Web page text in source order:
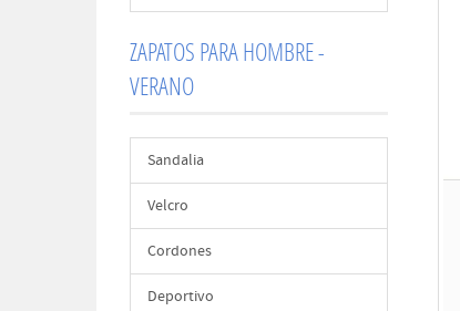
ZAPATOS PARA HOMBRE -
VERANO
Sandalia
Velcro
Cordones
Deportivo